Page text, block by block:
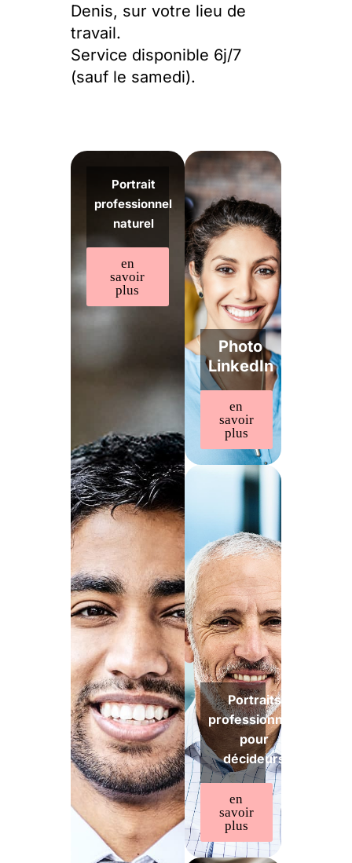
Denis, sur votre lieu de
travail.
Service disponible 6j/7
(sauf le samedi).
Portrait
professionnel
naturel
en
savoir
plus
Photo
LinkedIn
en
savoir
plus
Portraits
professionnels
pour
décideurs
en
savoir
plus